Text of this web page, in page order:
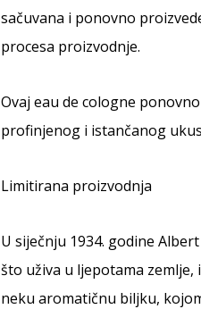
sačuvana i ponovno
procesa proizvodnje.
Ovaj eau de cologne
profinjenog i istančanog
Limitirana proizvodnja
U siječnju 1934. godine
što uživa u ljepotama
neku aromatičnu biljku,